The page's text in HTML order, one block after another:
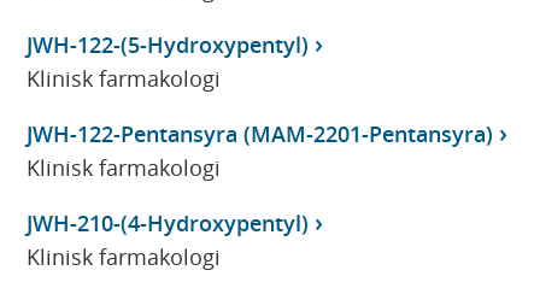
JWH-122-(5-Hydroxypentyl)
Klinisk farmakologi
JWH-122-Pentansyra (MAM-2201-Pentansyra)
Klinisk farmakologi
JWH-210-(4-Hydroxypentyl)
Klinisk farmakologi